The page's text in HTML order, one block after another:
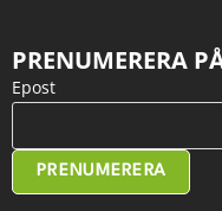
PRENUMERERA
Epost
PRENUMERERA